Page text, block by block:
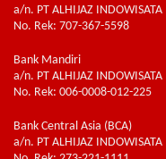
a/n. PT ALHIJAZ INDOWISATA
No. Rek: 707-367-5598
Bank Mandiri
a/n. PT ALHIJAZ INDOWISATA
No. Rek: 006-0008-012-225
Bank Central Asia (BCA)
a/n. PT ALHIJAZ INDOWISATA